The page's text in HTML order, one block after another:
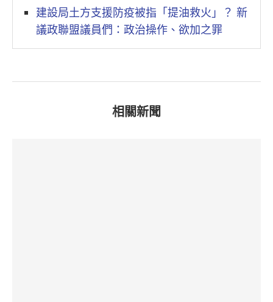
建設局土方支援防疫被指「提油救火」？ 新
議政聯盟議員們：政治操作、欲加之罪
相關新聞